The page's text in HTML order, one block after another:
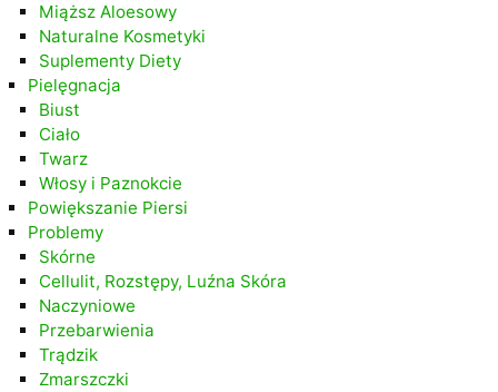
Miąższ Aloesowy
Naturalne Kosmetyki
Suplementy Diety
Pielęgnacja
Biust
Ciało
Twarz
Włosy i Paznokcie
Powiększanie Piersi
Problemy
Skórne
Cellulit, Rozstępy, Luźna Skóra
Naczyniowe
Przebarwienia
Trądzik
Zmarszczki